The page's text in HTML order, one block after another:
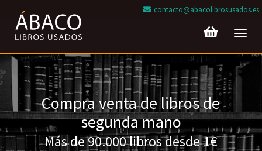
contacto@abacolibrosusados.es
Compra venta de libros de
segunda mano
Más de 90.000 libros desde 1€